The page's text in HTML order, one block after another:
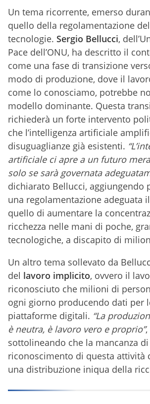
Un tema ricorrente, emerso
quello della regolamentazione
tecnologie. Sergio Bellucci,
Pace dell’ONU, ha descritto il
come una fase di transizione
modo di produzione, dove il
come lo conosciamo, potrebbe
modello dominante. Questa
richiederà un forte intervento
che l’intelligenza artificiale
disuguaglianze già esistenti.
artificiale ci apre a un futuro
solo se sarà governata
dichiarato Bellucci, aggiungendo
una regolamentazione adeguata
quello di aumentare la
ricchezza nelle mani di poche,
tecnologiche, a discapito di
Un altro tema sollevato da
del lavoro implicito, ovvero il
riconosciuto che milioni di
ogni giorno producendo dati per
piattaforme digitali. “La
è neutra, è lavoro vero e proprio”
sottolineando che la mancanza di
riconoscimento di questa attività
una distribuzione iniqua della